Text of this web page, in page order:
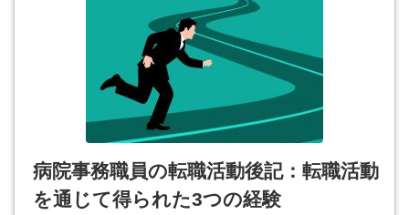
病院事務職員の転職活動後記：転職活動
を通じて得られた3つの経験